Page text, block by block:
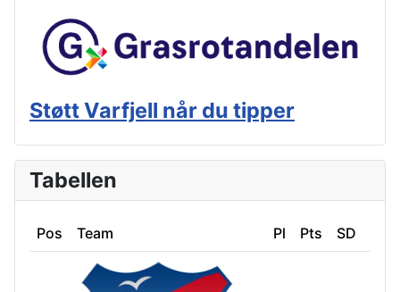
Støtt Varfjell når du tipper
Tabellen
Pos Team Pl Pts SD